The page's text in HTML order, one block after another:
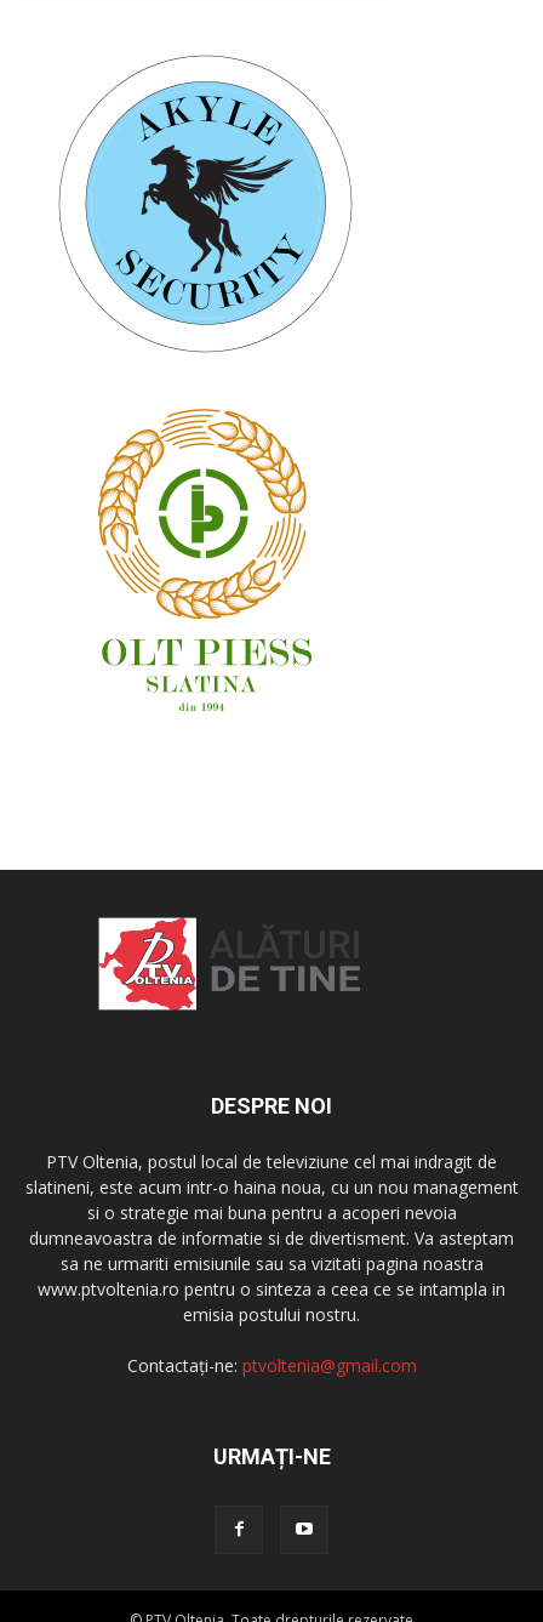
DESPRE NOI
PTV Oltenia, postul local de televiziune cel mai indragit de
slatineni, este acum intr-o haina noua, cu un nou management
si o strategie mai buna pentru a acoperi nevoia
dumneavoastra de informatie si de divertisment. Va asteptam
sa ne urmariti emisiunile sau sa vizitati pagina noastra
www.ptvoltenia.ro pentru o sinteza a ceea ce se intampla in
emisia postului nostru.
Contactați-ne: ptvoltenia@gmail.com
URMAȚI-NE